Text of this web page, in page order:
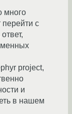
много
перейти с
project,
и
в нашем